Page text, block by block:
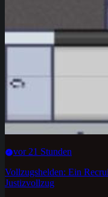
vor 21 Stunden
Vollzugshelden: Ein
Justizvollzug